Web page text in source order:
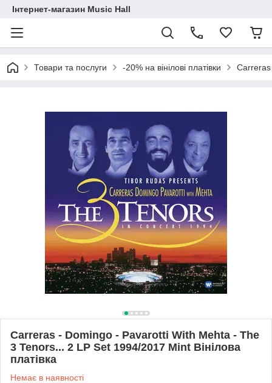
Інтернет-магазин Music Hall
Товари та послуги -20% на вінілові платівки Carreras
Carreras - Domingo - Pavarotti With Mehta - The
3 Tenors... 2 LP Set 1994/2017 Mint Вінілова
платівка
Немає в наявності